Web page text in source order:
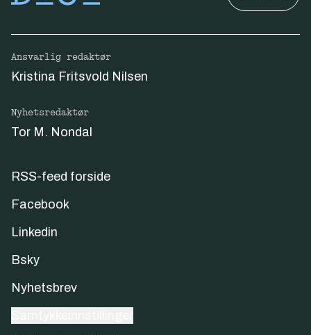
Ansvarlig redaktør
Kristina Fritsvold Nilsen
Nyhetsredaktør
Tor M. Nondal
RSS-feed forside
Facebook
Linkedin
Bsky
Nyhetsbrev